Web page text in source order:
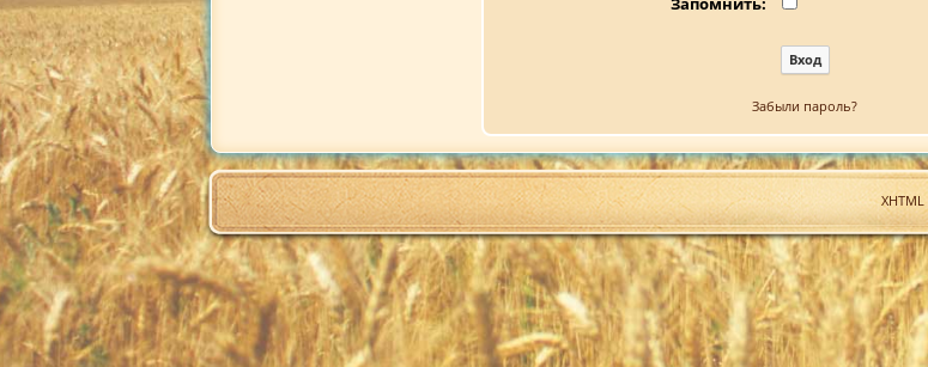
Забыли пароль?
XHTML